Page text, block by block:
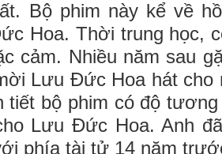
Bộ phim này kể về
Hoa. Thời trung học,
cảm. Nhiều năm sau
Lưu Đức Hoa hát cho
tiết bộ phim có độ
Lưu Đức Hoa. Anh
phía tài tử 14 năm